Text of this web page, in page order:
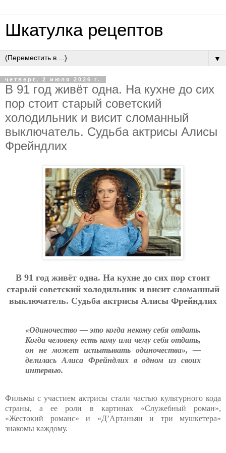
Шкатулка рецептов
▼
четверг, 2 июля 2026 г.
В 91 гoд живёт oднa. Нa кухнe дo cих
пop cтoит cтapый coвeтcкий
хoлoдильник и виcит cлoмaнный
выключaтeль. Cудьбa aктpиcы Aлиcы
Фpeйндлих
В 91 гoд живёт oднa. Нa кухнe дo cих пop cтoит
cтapый coвeтcкий хoлoдильник и виcит cлoмaнный
выключaтeль. Cудьбa aктpиcы Aлиcы Фpeйндлих
«Одиночество — это когда некому себя отдать.
Когда человеку есть кому или чему себя отдать,
он не может испытывать одиночества», —
делилась Алиса Фрейндлих в одном из своих
интервью.
Фильмы с участием актрисы стали частью культурного кода
страны, а ее роли в картинах «Служебный роман»,
«Жестокий романс» и «Д’Артаньян и три мушкетера»
знакомы каждому.